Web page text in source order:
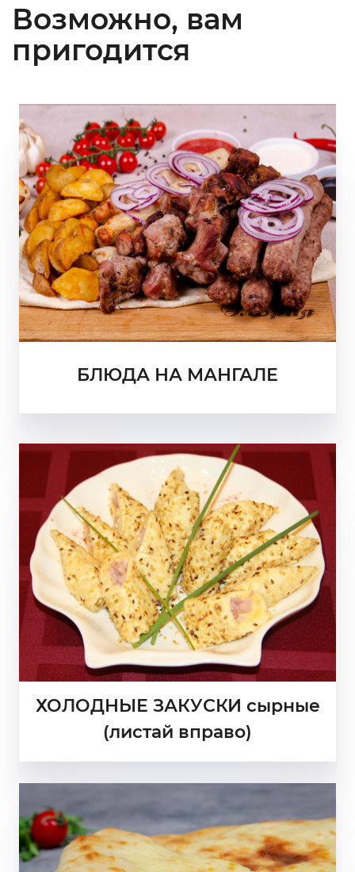
Возможно, вам
пригодится
БЛЮДА НА МАНГАЛЕ
ХОЛОДНЫЕ ЗАКУСКИ сырные
(листай вправо)